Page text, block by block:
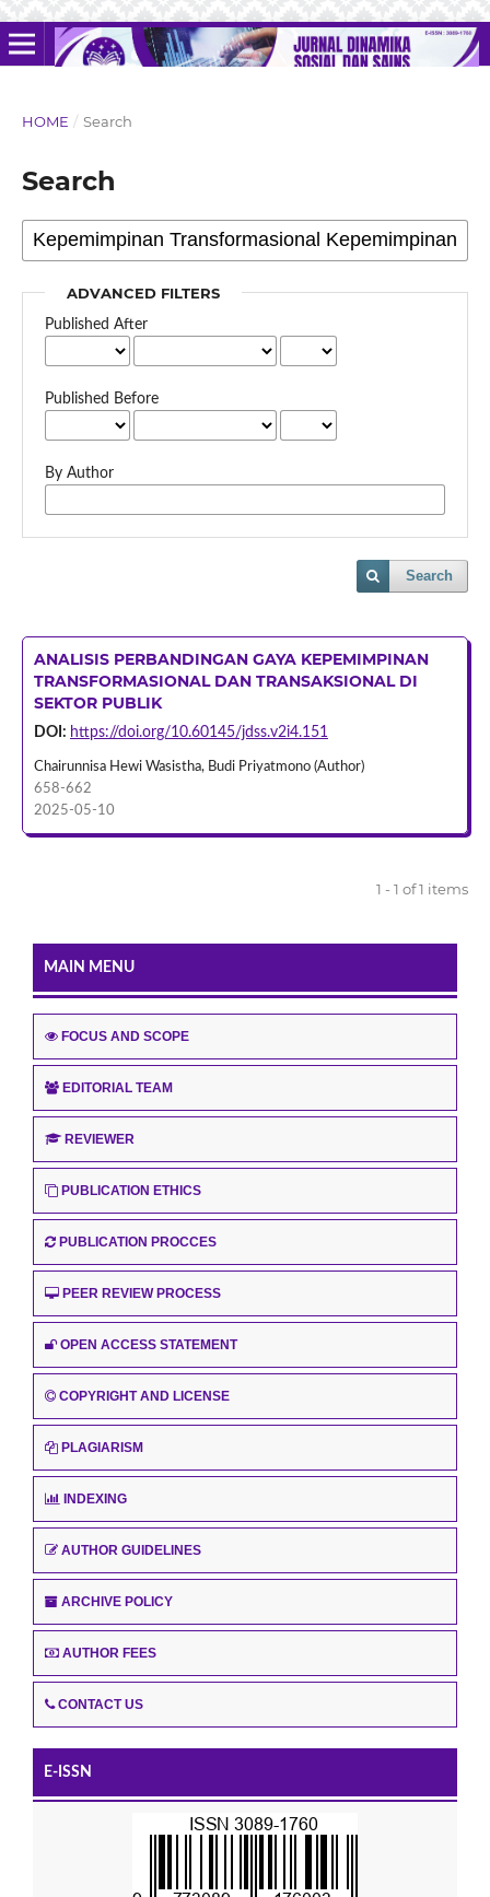
HOME / Search
Search
ADVANCED FILTERS
Published After
Published Before
By Author
Search
ANALISIS PERBANDINGAN GAYA KEPEMIMPINAN
TRANSFORMASIONAL DAN TRANSAKSIONAL DI
SEKTOR PUBLIK
DOI: https://doi.org/10.60145/jdss.v2i4.151
Chairunnisa Hewi Wasistha, Budi Priyatmono (Author)
658-662
2025-05-10
1 - 1 of 1 items
MAIN MENU
FOCUS AND SCOPE
EDITORIAL TEAM
REVIEWER
PUBLICATION ETHICS
PUBLICATION PROCCES
PEER REVIEW PROCESS
OPEN ACCESS STATEMENT
COPYRIGHT AND LICENSE
PLAGIARISM
INDEXING
AUTHOR GUIDELINES
ARCHIVE POLICY
AUTHOR FEES
CONTACT US
E-ISSN